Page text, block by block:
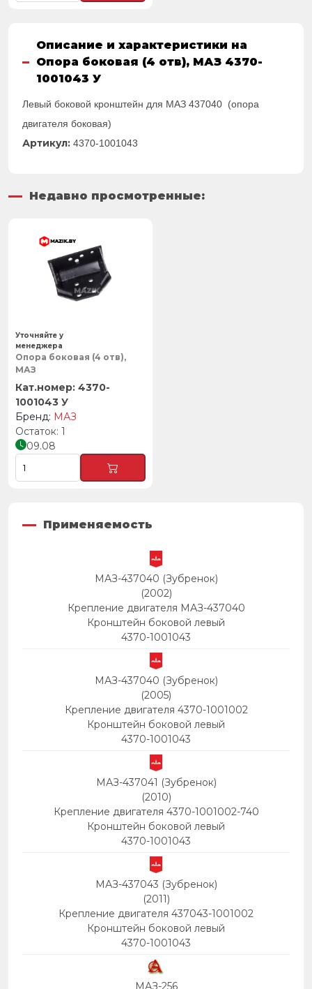
Описание и характеристики на
Опора боковая (4 отв), МАЗ 4370-
1001043 У
Левый боковой кронштейн для МАЗ 437040 (опора
двигателя боковая)
Артикул: 4370-1001043
Недавно просмотренные:
Опора боковая (4 отв),
МАЗ
4370-
1001043 У
МАЗ
1
09.08
Уточняйте у
менеджера
Применяемость
МАЗ-437040 (Зубренок)
(2002)
Крепление двигателя МАЗ-437040
Кронштейн боковой левый
4370-1001043
МАЗ-437040 (Зубренок)
(2005)
Крепление двигателя 4370-1001002
Кронштейн боковой левый
4370-1001043
МАЗ-437041 (Зубренок)
(2010)
Крепление двигателя 4370-1001002-740
Кронштейн боковой левый
4370-1001043
МАЗ-437043 (Зубренок)
(2011)
Крепление двигателя 437043-1001002
Кронштейн боковой левый
4370-1001043
МАЗ-256